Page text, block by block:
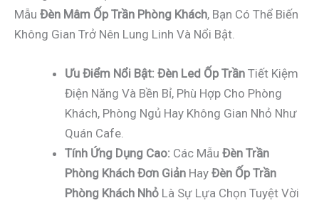
Mẫu Đèn Mâm Ốp Trần Phòng Khách, Bạn Có Thể Biến
Không Gian Trở Nên Lung Linh Và Nổi Bật.
Ưu Điểm Nổi Bật: Đèn Led Ốp Trần Tiết Kiệm
Điện Năng Và Bền Bỉ, Phù Hợp Cho Phòng
Khách, Phòng Ngủ Hay Không Gian Nhỏ Như
Quán Cafe.
Tính Ứng Dụng Cao: Các Mẫu Đèn Trần
Phòng Khách Đơn Giản Hay Đèn Ốp Trần
Phòng Khách Nhỏ Là Sự Lựa Chọn Tuyệt Vời